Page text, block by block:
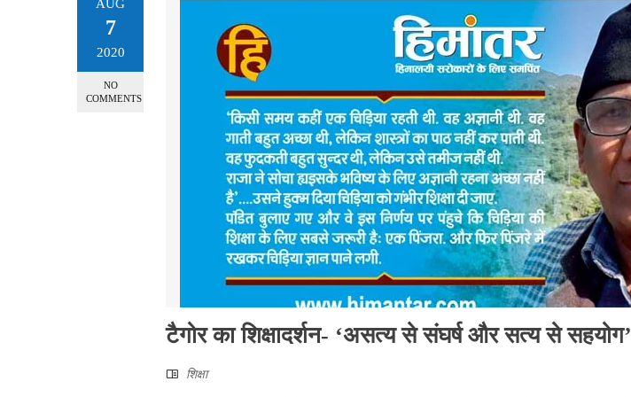
AUG
7
2020
NO
COMMENTS
टैगोर का शिक्षादर्शन- ‘असत्य से संघर्ष और सत्य से सहयोग’
शिक्षा